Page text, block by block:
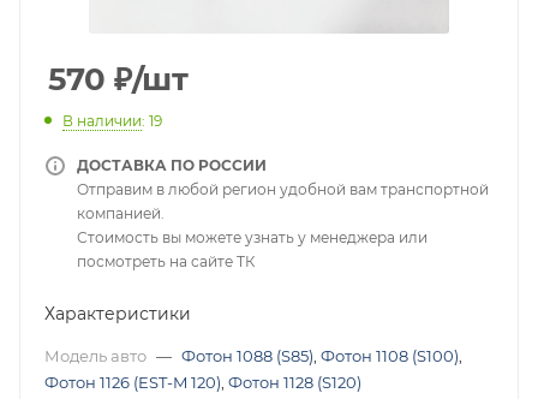
570 ₽/шт
В наличии: 19
ДОСТАВКА ПО РОССИИ
Отправим в любой регион удобной вам транспортной
компанией.
Стоимость вы можете узнать у менеджера или
посмотреть на сайте ТК
Характеристики
Модель авто — Фотон 1088 (S85) Фотон 1108 (S100)
Фотон 1126 (EST-M 120) Фотон 1128 (S120)